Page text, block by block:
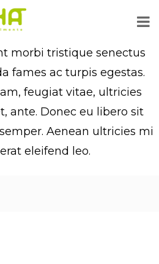
morbi tristique senectus
fames ac turpis egestas.
feugiat vitae, ultricies
ante. Donec eu libero sit
Aenean ultricies mi
eleifend leo.